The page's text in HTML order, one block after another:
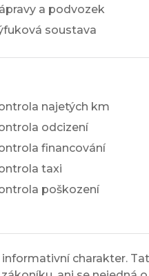
a podvozek
soustava
najetých km
odcizení
financování
taxi
poškození
charakter.